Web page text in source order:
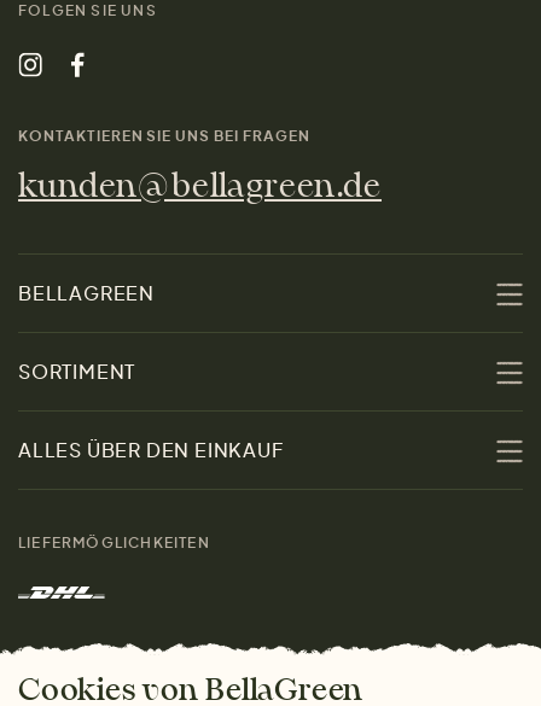
FOLGEN SIE UNS
KONTAKTIEREN SIE UNS BEI FRAGEN
kunden@bellagreen.de
BELLAGREEN
Nachhaltigkeit
Kontakt
Marken
Das freundliche Magazin
SORTIMENT
Damen
Herren
Geschenke
ALLES ÜBER DEN EINKAUF
Warum bei uns einkaufen
LIEFERMÖGLICHKEITEN
ZAHLUNGSMÖGLICHKEITEN
Cookies von BellaGreen